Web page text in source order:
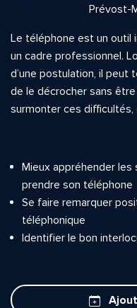
Prévost-
Le téléphone est un outil
un cadre professionnel.
d’une postulation, il peut
de le décrocher sans
surmonter ces
Mieux appréhender
prendre son téléphone
Se faire remarquer
téléphonique
Identifier le bon